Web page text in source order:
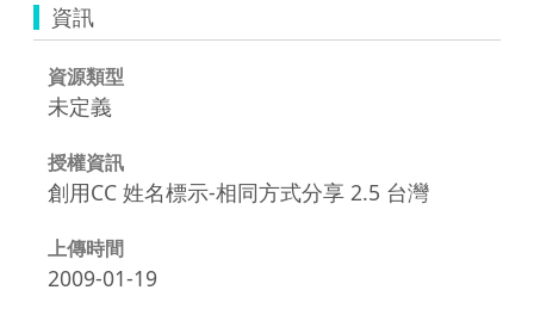
資訊
資源類型
未定義
授權資訊
創用CC 姓名標示-相同方式分享 2.5 台灣
上傳時間
2009-01-19